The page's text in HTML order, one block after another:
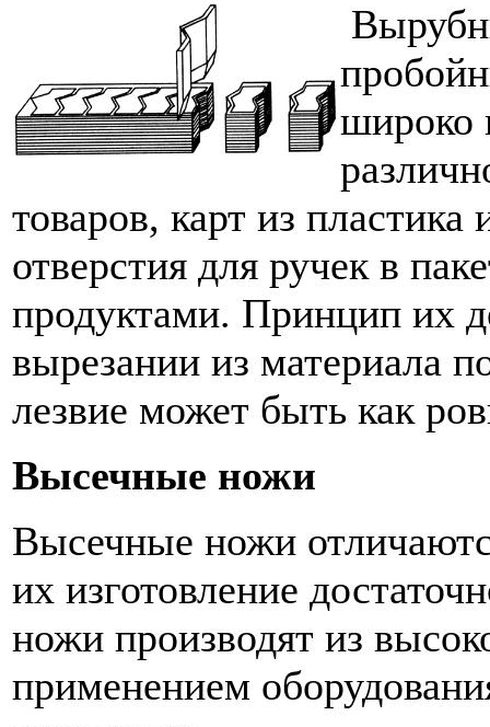
широко
товаров, карт из
отверстия для ручек в
продуктами. Принцип их
вырезании из материала
лезвие может быть как
Высечные ножи
Высечные ножи
их изготовление
ножи производят из
применением